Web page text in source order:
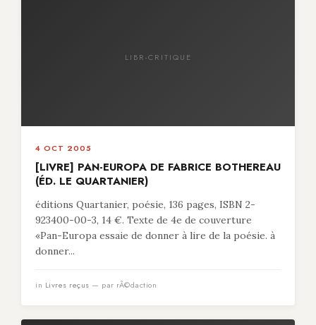
LIBR-CRITIQUE
4 OCT 2005
[LIVRE] PAN-EUROPA DE FABRICE BOTHEREAU
(ÉD. LE QUARTANIER)
éditions Quartanier, poésie, 136 pages, ISBN 2-
923400-00-3, 14 €. Texte de 4e de couverture
«Pan-Europa essaie de donner à lire de la poésie. à
donner...
in Livres reçus — par rÃ©daction